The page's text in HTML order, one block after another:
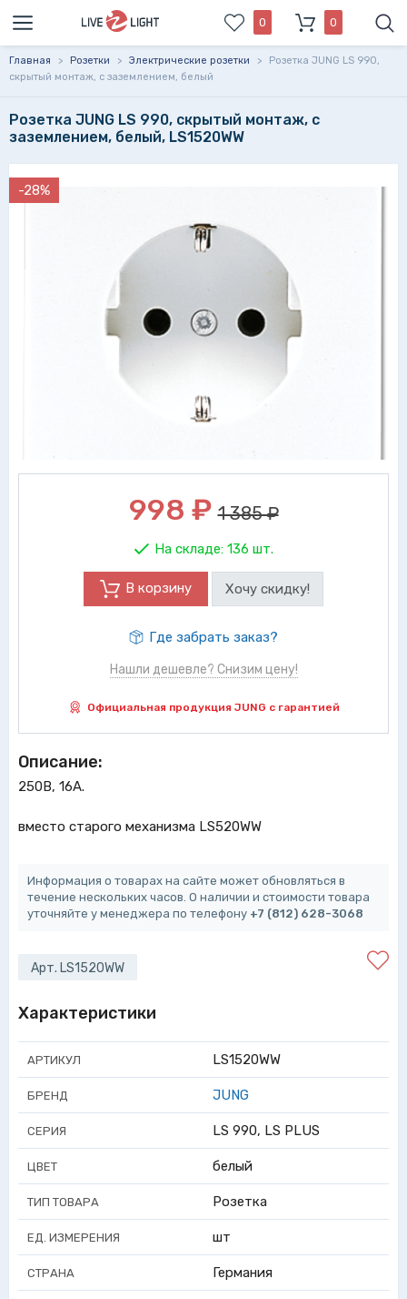
0 0
Главная > Розетки > Электрические розетки >
Розетка JUNG LS 990,
скрытый монтаж, с заземлением, белый
Розетка JUNG LS 990, скрытый монтаж, с
заземлением, белый, LS1520WW
-28%
998 ₽ 1 385 ₽
На складе: 136 шт.
В корзину Хочу скидку!
Где забрать заказ?
Нашли дешевле? Снизим цену!
Официальная продукция JUNG с гарантией
Описание:
250В, 16А.
вместо старого механизма LS520WW
Информация о товарах на сайте может обновляться в
течение нескольких часов. О наличии и стоимости товара
уточняйте у менеджера по телефону +7 (812) 628-3068
Арт. LS1520WW
Характеристики
АРТИКУЛ LS1520WW
БРЕНД JUNG
СЕРИЯ LS 990, LS PLUS
ЦВЕТ белый
ТИП ТОВАРА Розетка
ЕД. ИЗМЕРЕНИЯ шт
СТРАНА Германия